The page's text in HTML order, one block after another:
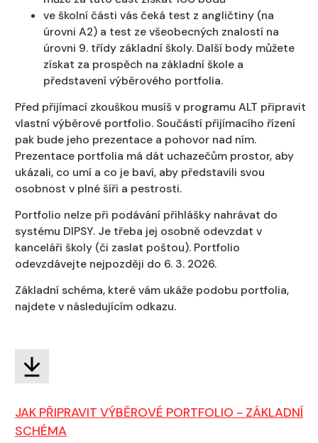
ve školní části vás čeká test z angličtiny (na
úrovni A2) a test ze všeobecných znalostí na
úrovni 9. třídy základní školy. Další body můžete
získat za prospěch na základní škole a
představení výběrového portfolia.
Před přijímací zkouškou musíš v programu ALT připravit
vlastní výběrové portfolio. Součástí přijímacího řízení
pak bude jeho prezentace a pohovor nad ním.
Prezentace portfolia má dát uchazečům prostor, aby
ukázali, co umí a co je baví, aby představili svou
osobnost v plné šíři a pestrosti.
Portfolio nelze při podávání přihlášky nahrávat do
systému DIPSY. Je třeba jej osobně odevzdat v
kanceláři školy (či zaslat poštou). Portfolio
odevzdávejte nejpozději do 6. 3. 2026.
Základní schéma, které vám ukáže podobu portfolia,
najdete v následujícím odkazu.
JAK PŘIPRAVIT VÝBĚROVÉ PORTFOLIO - ZÁKLADNÍ
SCHÉMA